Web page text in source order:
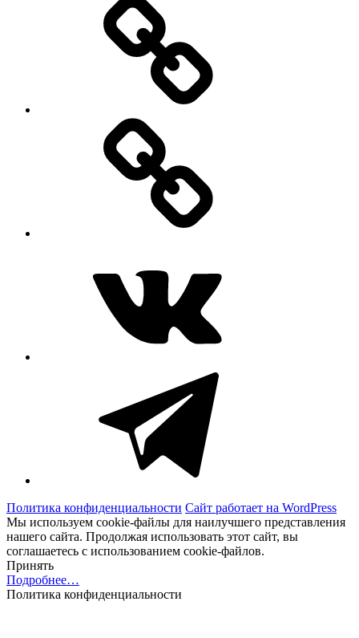
Политика конфиденциальности Сайт работает на WordPress
Мы используем cookie-файлы для наилучшего представления
нашего сайта. Продолжая использовать этот сайт, вы
соглашаетесь с использованием cookie-файлов.
Принять
Подробнее…
Политика конфиденциальности